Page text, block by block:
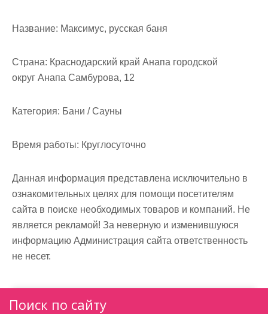
Название: Максимус, русская баня
Страна: Краснодарский край Анапа городской
округ Анапа Самбурова, 12
Категория: Бани / Сауны
Время работы: Круглосуточно
Данная информация представлена исключительно в
ознакомительных целях для помощи посетителям
сайта в поиске необходимых товаров и компаний. Не
является рекламой! За неверную и изменившуюся
информацию Администрация сайта ответственность
не несет.
Поиск по сайту